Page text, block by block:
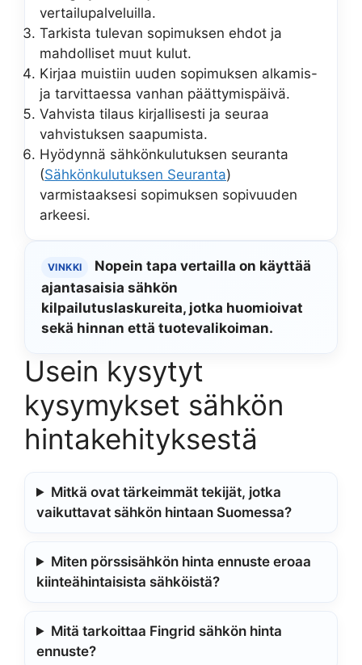
vertailupalveluilla.
Tarkista tulevan sopimuksen ehdot ja
mahdolliset muut kulut.
Kirjaa muistiin uuden sopimuksen alkamis-
ja tarvittaessa vanhan päättymispäivä.
Vahvista tilaus kirjallisesti ja seuraa
vahvistuksen saapumista.
Hyödynnä sähkönkulutuksen seuranta
(Sähkönkulutuksen Seuranta)
varmistaaksesi sopimuksen sopivuuden
arkeesi.
VINKKI
Nopein tapa vertailla on käyttää
ajantasaisia sähkön
kilpailutuslaskureita, jotka huomioivat
sekä hinnan että tuotevalikoiman.
Usein kysytyt
kysymykset sähkön
hintakehityksestä
Mitkä ovat tärkeimmät tekijät, jotka
vaikuttavat sähkön hintaan Suomessa?
Miten pörssisähkön hinta ennuste eroaa
kiinteähintaisista sähköistä?
Mitä tarkoittaa Fingrid sähkön hinta
ennuste?